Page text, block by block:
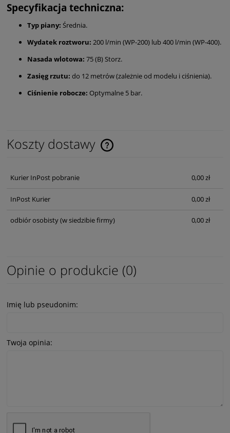
Specyfikacja techniczna:
Typ piany: Średnia.
Wydatek roztworu: 200 l/min (WP-200) lub 400 l/min (WP-400).
Nasada wlotowa: 75 (B) Storz.
Zasięg rzutu: do 12 metrów (zależnie od modelu i ciśnienia).
Ciśnienie robocze: Optymalne 5 bar.
Koszty dostawy
Cena nie zawiera ewentualnych kosztów płatności
Kurier InPost pobranie 0,00 zł
InPost Kurier 0,00 zł
odbiór osobisty(w siedzibie firmy) 0,00 zł
Opinie o produkcie (0)
Imię lub pseudonim:
Twoja opinia: